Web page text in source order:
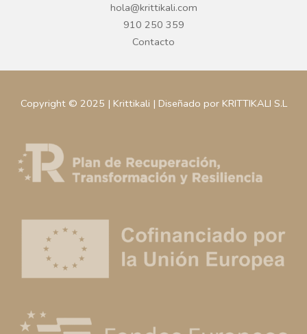
hola@krittikali.com
910 250 359
Contacto
Copyright © 2025 | Krittikali | Diseñado por KRITTIKALI S.L